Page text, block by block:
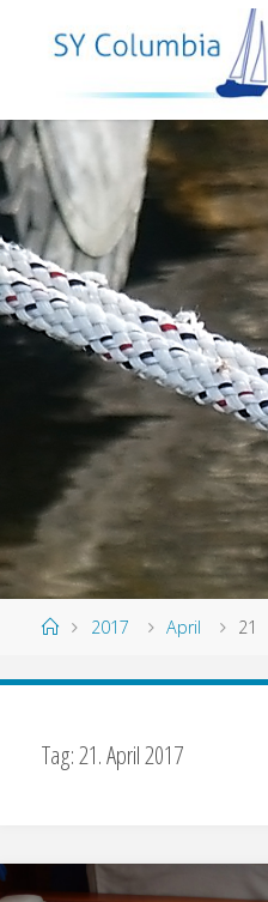
2017 April 21
Tag:21. April 2017